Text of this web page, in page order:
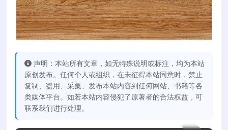
声明：本站所有文章，如无特殊说明或标注，均为本站
原创发布。任何个人或组织，在未征得本站同意时，禁止
复制、盗用、采集、发布本站内容到任何网站、书籍等各
类媒体平台。如若本站内容侵犯了原著者的合法权益，可
联系我们进行处理。